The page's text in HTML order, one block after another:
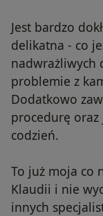
Jest bardzo
delikatna - co
nadwrażliwych
problemie z
Dodatkowo
procedurę
codzień.
To już moja co
Klaudii i nie
innych